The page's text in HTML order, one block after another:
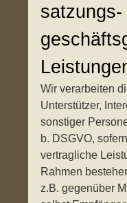
satzungs-
Wir verarbeiten
Unterstützer,
sonstiger
b. DSGVO,
vertragliche
Rahmen
z.B. gegenüber